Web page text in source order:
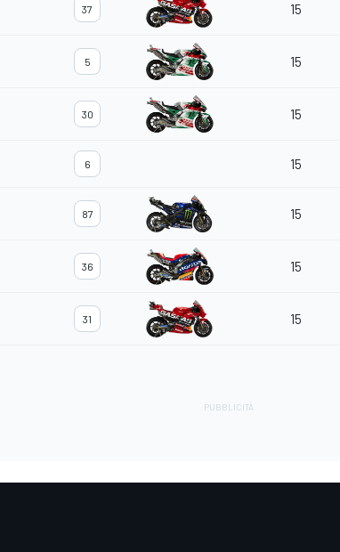
37 15
5 15
30 15
6 15
87 15
36 15
31 15